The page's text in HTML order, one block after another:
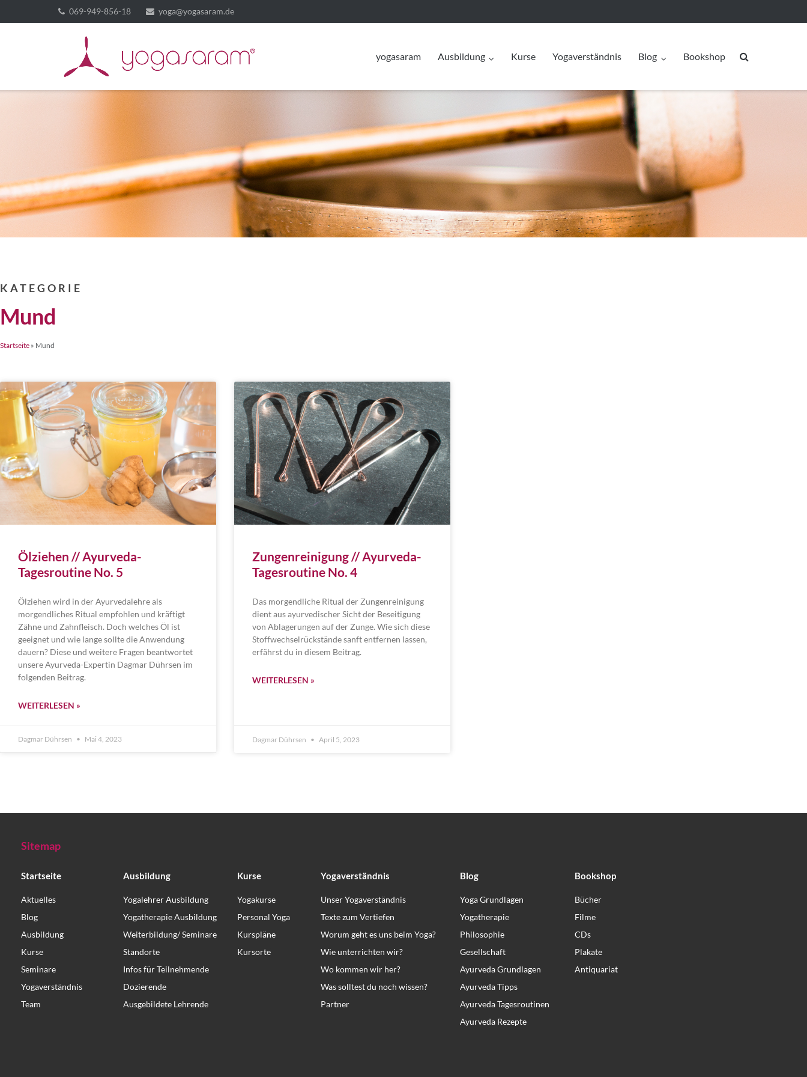
069-949-856-18 yoga@yogasaram.de
yogasaram Ausbildung Kurse Yogaverständnis Blog Bookshop
KATEGORIE
Mund
Startseite » Mund
Ölziehen // Ayurveda-
Tagesroutine No. 5
Ölziehen wird in der Ayurvedalehre als
morgendliches Ritual empfohlen und kräftigt
Zähne und Zahnfleisch. Doch welches Öl ist
geeignet und wie lange sollte die Anwendung
dauern? Diese und weitere Fragen beantwortet
unsere Ayurveda-Expertin Dagmar Dührsen im
folgenden Beitrag.
WEITERLESEN »
Dagmar Dührsen Mai 4, 2023
Zungenreinigung // Ayurveda-
Tagesroutine No. 4
Das morgendliche Ritual der Zungenreinigung
dient aus ayurvedischer Sicht der Beseitigung
von Ablagerungen auf der Zunge. Wie sich diese
Stoffwechselrückstände sanft entfernen lassen,
erfährst du in diesem Beitrag.
WEITERLESEN »
Dagmar Dührsen April 5, 2023
Sitemap
Startseite
Aktuelles
Blog
Ausbildung
Kurse
Seminare
Yogaverständnis
Team
Ausbildung
Yogalehrer Ausbildung
Yogatherapie Ausbildung
Weiterbildung/ Seminare
Standorte
Infos für Teilnehmende
Dozierende
Ausgebildete Lehrende
Kurse
Yogakurse
Personal Yoga
Kurspläne
Kursorte
Yogaverständnis
Unser Yogaverständnis
Texte zum Vertiefen
Worum geht es uns beim Yoga?
Wie unterrichten wir?
Wo kommen wir her?
Was solltest du noch wissen?
Partner
Blog
Yoga Grundlagen
Yogatherapie
Philosophie
Gesellschaft
Ayurveda Grundlagen
Ayurveda Tipps
Ayurveda Tagesroutinen
Ayurveda Rezepte
Bookshop
Bücher
Filme
CDs
Plakate
Antiquariat